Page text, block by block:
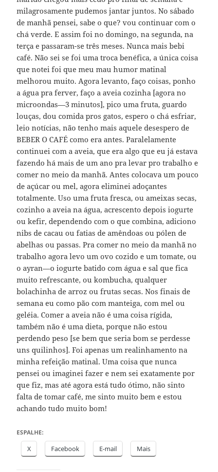
milagrosamente pudemos jantar juntos. No sábado
de manhã pensei, sabe o que? vou continuar com o
chá verde. E assim foi no domingo, na segunda, na
terça e passaram-se três meses. Nunca mais bebi
café. Não sei se foi uma troca benéfica, a única coisa
que notei foi que meu mau humor matinal
melhorou muito. Agora levanto, faço coisas, ponho
a água pra ferver, faço a aveia cozinha [agora no
microondas—3 minutos], pico uma fruta, guardo
louças, dou comida pros gatos, espero o chá esfriar,
leio notícias, não tenho mais aquele desespero de
BEBER O CAFÉ como era antes. Paralelamente
continuei com a aveia, que era algo que eu já estava
fazendo há mais de um ano pra levar pro trabalho e
comer no meio da manhã. Antes colocava um pouco
de açúcar ou mel, agora eliminei adoçantes
totalmente. Uso uma fruta fresca, ou ameixas secas,
cozinho a aveia na água, acrescento depois iogurte
ou kefir, dependendo com o que combina, adiciono
nibs de cacau ou fatias de amêndoas ou pólen de
abelhas ou passas. Pra comer no meio da manhã no
trabalho agora levo um ovo cozido e um tomate, ou
o ayran—o iogurte batido com água e sal que fica
muito refrescante, ou kombucha, qualquer
bolachinha de arroz ou frutas secas. Nos finais de
semana eu como pão com manteiga, com mel ou
geléia. Comer a aveia não é uma coisa rígida,
também não é uma dieta, porque não estou
perdendo peso [se bem que seria bom se perdesse
uns quilinhos]. Foi apenas um realinhamento na
minha refeição matinal. Uma coisa que nunca
pensei ou imaginei fazer e nem sei exatamente por
que fiz, mas até agora está tudo ótimo, não sinto
falta de tomar café, me sinto muito bem e estou
achando tudo muito bom!
ESPALHE:
X Facebook E-mail Mais